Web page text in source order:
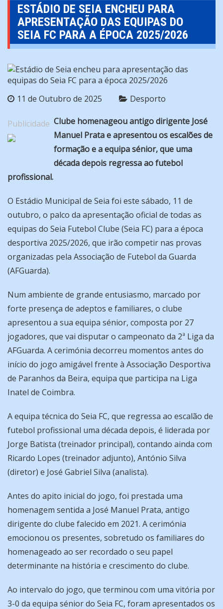
ESTÁDIO DE SEIA ENCHEU PARA
APRESENTAÇÃO DAS EQUIPAS DO
SEIA FC PARA A ÉPOCA 2025/2026
11 de Outubro de 2025 Desporto
Publicidade Clube homenageou antigo dirigente José
Manuel Prata e apresentou os escalões de
formação e a equipa sénior, que uma
década depois regressa ao futebol
profissional.
O Estádio Municipal de Seia foi este sábado, 11 de
outubro, o palco da apresentação oficial de todas as
equipas do Seia Futebol Clube (Seia FC) para a época
desportiva 2025/2026, que irão competir nas provas
organizadas pela Associação de Futebol da Guarda
(AFGuarda).
Num ambiente de grande entusiasmo, marcado por
forte presença de adeptos e familiares, o clube
apresentou a sua equipa sénior, composta por 27
jogadores, que vai disputar o campeonato da 2ª Liga da
AFGuarda. A cerimónia decorreu momentos antes do
início do jogo amigável frente à Associação Desportiva
de Paranhos da Beira, equipa que participa na Liga
Inatel de Coimbra.
A equipa técnica do Seia FC, que regressa ao escalão de
futebol profissional uma década depois, é liderada por
Jorge Batista (treinador principal), contando ainda com
Ricardo Lopes (treinador adjunto), António Silva
(diretor) e José Gabriel Silva (analista).
Antes do apito inicial do jogo, foi prestada uma
homenagem sentida a José Manuel Prata, antigo
dirigente do clube falecido em 2021. A cerimónia
emocionou os presentes, sobretudo os familiares do
homenageado ao ser recordado o seu papel
determinante na história e crescimento do clube.
Ao intervalo do jogo, que terminou com uma vitória por
3-0 da equipa sénior do Seia FC, foram apresentados os